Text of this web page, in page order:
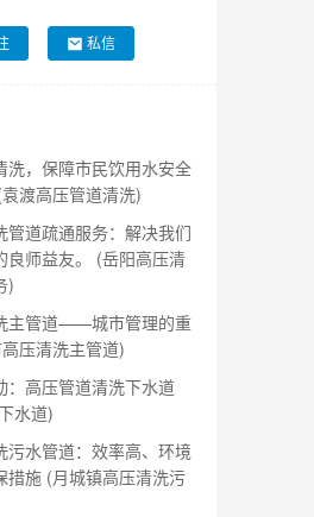
私信
洗，保障市民饮用水安全
渡高压管道清洗)
管道疏通服务：解决我们
良师益友。 (岳阳高压清
)
主管道——城市管理的重
压清洗主管道)
：高压管道清洗下水道
水道)
污水管道：效率高、环境
措施 (月城镇高压清洗污